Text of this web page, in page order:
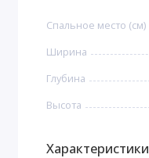
Спальное место (см)
Ширина
Глубина
Высота
Характеристики